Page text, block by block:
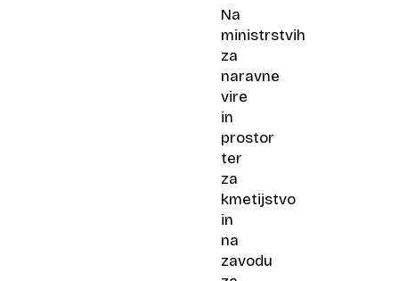
Na
ministrstvih
za
naravne
vire
in
prostor
ter
za
kmetijstvo
in
na
zavodu